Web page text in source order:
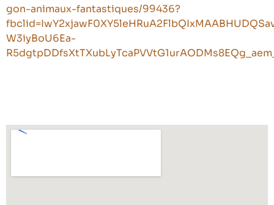
gon-animaux-fantastiques/99436?
W3iyBoU6Ea-